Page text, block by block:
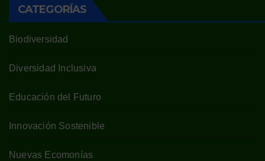
CATEGORÍAS
Biodiversidad
Diversidad Inclusiva
Educación del Futuro
Innovación Sostenible
Nuevas Ecomonías